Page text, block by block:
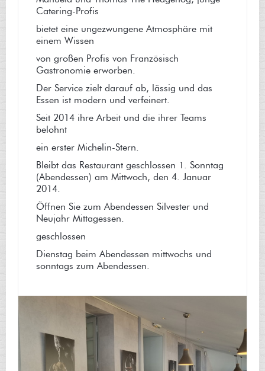
Catering-Profis
bietet eine ungezwungene Atmosphäre mit
einem Wissen
von großen Profis von Französisch
Gastronomie erworben.
Der Service zielt darauf ab, lässig und das
Essen ist modern und verfeinert.
Seit 2014 ihre Arbeit und die ihrer Teams
belohnt
ein erster Michelin-Stern.
Bleibt das Restaurant geschlossen 1. Sonntag
(Abendessen) am Mittwoch, den 4. Januar
2014.
Öffnen Sie zum Abendessen Silvester und
Neujahr Mittagessen.
geschlossen
Dienstag beim Abendessen mittwochs und
sonntags zum Abendessen.